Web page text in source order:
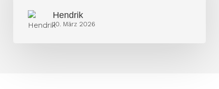
Verträge
Hendrik
10. März 2026